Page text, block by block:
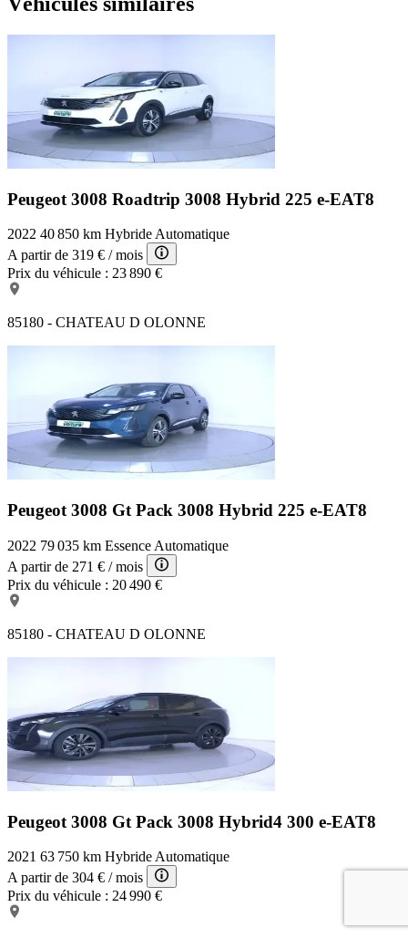
LED sous projecteurs
Calandre á damiers chromés
Enjoliveur d'arc de pavillon en Inox Brillant
Direction assistée électrique, colonne de direction réglable en
hauteur et profondeur (mécanique)
Fixations ISOFIX (passager AV et aux places latérales AR)
Sabot de pare--chocs AV peint Gris Lion
Rétroviseurs extérieurs dégivrants avec réglage et rabattement
électriques,
fonctions de l'écran tactile)
Avertisseur de temps de conduite
Volant croûte de cuir Mistral
Poches aumonières au dos des sièges AV
Plafonniers AV/AR à LED avec 2 spots de lecture
Kit de dépannage de pneumatique Avec compresseur 12 volts,
flacon de produit de colmatage, anneau de remorquage, cales
pour frein de stationnement électrique
Prise 12 V (x3 : zone connectique, AR de console et coffre)
Sécurité enfants électrique des vitres AR
Protecteurs de bas de portes avec inserts Inox Brillant
Accès et démarrage mains-libres
Carbone
Accoudoir central AV à ouverture papillon, avec
compartiment de rangement éclairé et réfrigérable
Navigation connectée TomTom (TomTom Traffic, Prix,
Passages de roues rapportés Noir Mat
Pack Safety Plus Pack Safety Alerte active de franchissement
involontaire de ligne et bas côté Alerte attention conducteur
Commutation automatique des feux de route
6 airbags (Frontaux adaptatifs, latéraux AV, rideaux AV/AR)
Pack Eclairage d'ambiance - Eclairage à LED des caves à
Lève-vitres AV/AR électriques et séquentiels avec
antipincement
Peugeot 3008 Roadtrip 3008 Hybrid 225 e-EAT8
2022 40 850 km HybrideAutomatique
A partir de 319 € / mois
Prix du véhicule : 23 890 €
85180 - CHATEAU D OLONNE
Peugeot 3008 Gt Pack 3008 Hybrid 225 e-EAT8
2022 79 035 km Essence Automatique
A partir de 271 € / mois
Prix du véhicule : 20 490 €
85180 - CHATEAU D OLONNE
Peugeot 3008 Gt Pack 3008 Hybrid4 300 e-EAT8
2021 63 750 km Hybride Automatique
A partir de 304 € / mois
Prix du véhicule : 24 990 €